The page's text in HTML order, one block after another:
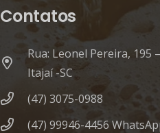
Contatos
Rua: Leonel Pereira, 195
Itajaí -SC
(47) 3075-0988
(47) 99946-4456